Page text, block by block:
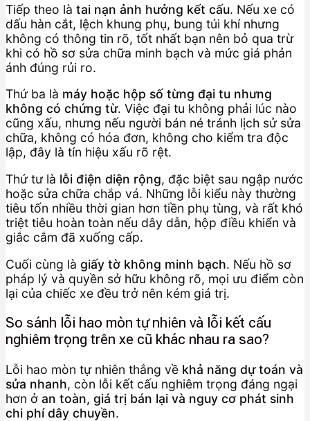
Tiếp theo là tai nạn ảnh hưởng kết cấu. Nếu xe có
dấu hàn cắt, lệch khung phụ, bung túi khí nhưng
không có thông tin rõ, tốt nhất bạn nên bỏ qua trừ
khi có hồ sơ sửa chữa minh bạch và mức giá phản
ánh đúng rủi ro.
Thứ ba là máy hoặc hộp số từng đại tu nhưng
không có chứng từ. Việc đại tu không phải lúc nào
cũng xấu, nhưng nếu người bán né tránh lịch sử sửa
chữa, không có hóa đơn, không cho kiểm tra độc
lập, đây là tín hiệu xấu rõ rệt.
Thứ tư là lỗi điện diện rộng, đặc biệt sau ngập nước
hoặc sửa chữa chắp vá. Những lỗi kiểu này thường
tiêu tốn nhiều thời gian hơn tiền phụ tùng, và rất khó
triệt tiêu hoàn toàn nếu dây dẫn, hộp điều khiển và
giắc cắm đã xuống cấp.
Cuối cùng là giấy tờ không minh bạch. Nếu hồ sơ
pháp lý và quyền sở hữu không rõ, mọi ưu điểm còn
lại của chiếc xe đều trở nên kém giá trị.
So sánh lỗi hao mòn tự nhiên và lỗi kết cấu
nghiêm trọng trên xe cũ khác nhau ra sao?
Lỗi hao mòn tự nhiên thắng về khả năng dự toán và
sửa nhanh, còn lỗi kết cấu nghiêm trọng đáng ngại
hơn ở an toàn, giá trị bán lại và nguy cơ phát sinh
chi phí dây chuyền.